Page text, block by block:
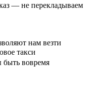
— не перекладываем
нам везти
такси
быть вовремя